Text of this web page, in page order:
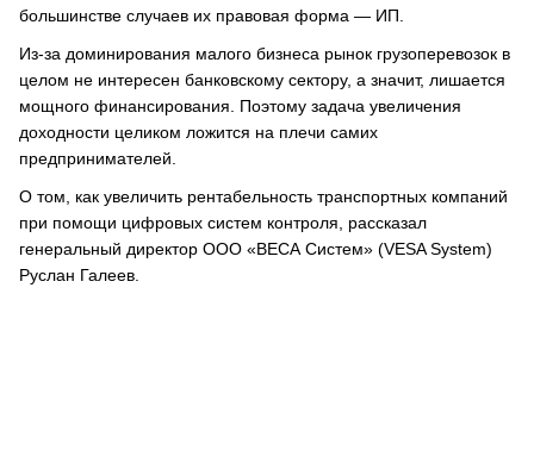
большинстве случаев их правовая форма — ИП.
Из-за доминирования малого бизнеса рынок грузоперевозок в
целом не интересен банковскому сектору, а значит, лишается
мощного финансирования. Поэтому задача увеличения
доходности целиком ложится на плечи самих
предпринимателей.
О том, как увеличить рентабельность транспортных компаний
при помощи цифровых систем контроля, рассказал
генеральный директор ООО «ВЕСА Систем» (VESA System)
Руслан Галеев.